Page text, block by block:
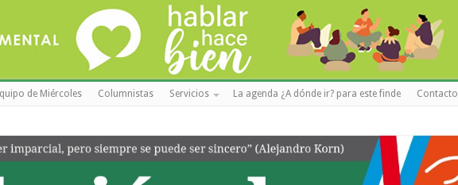
de Miércoles Columnistas Servicios La agenda ¿A dónde ir? para este finde Contacto